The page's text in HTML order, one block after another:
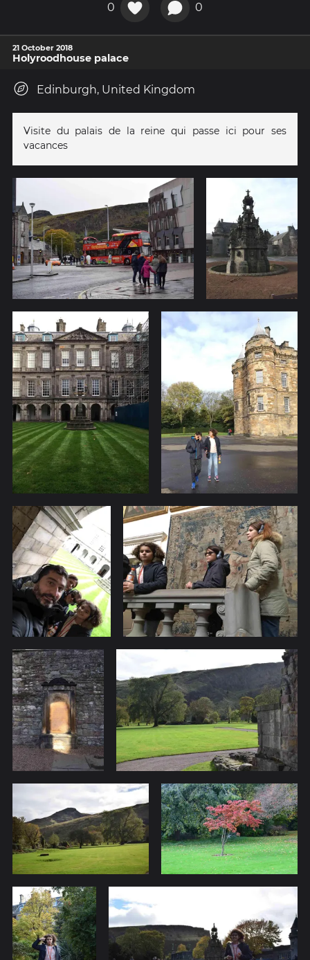
0 0
21 October 2018
Holyroodhouse palace
Edinburgh, United Kingdom
Visite du palais de la reine qui passe ici pour ses
vacances